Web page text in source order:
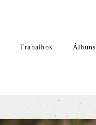
Trabalhos Álbuns